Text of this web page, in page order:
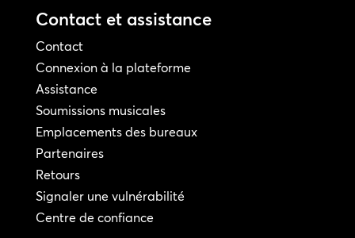
Contact et assistance
Contact
Connexion à la plateforme
Assistance
Soumissions musicales
Emplacements des bureaux
Partenaires
Retours
Signaler une vulnérabilité
Centre de confiance